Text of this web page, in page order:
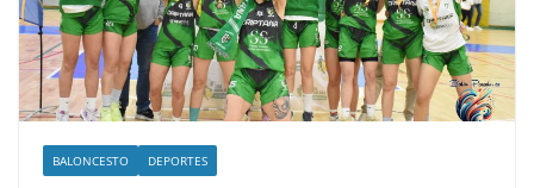
BALONCESTO DEPORTES